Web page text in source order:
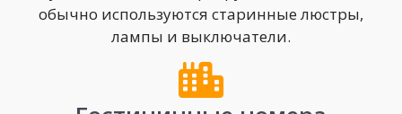
обычно используются старинные люстры,
лампы и выключатели.